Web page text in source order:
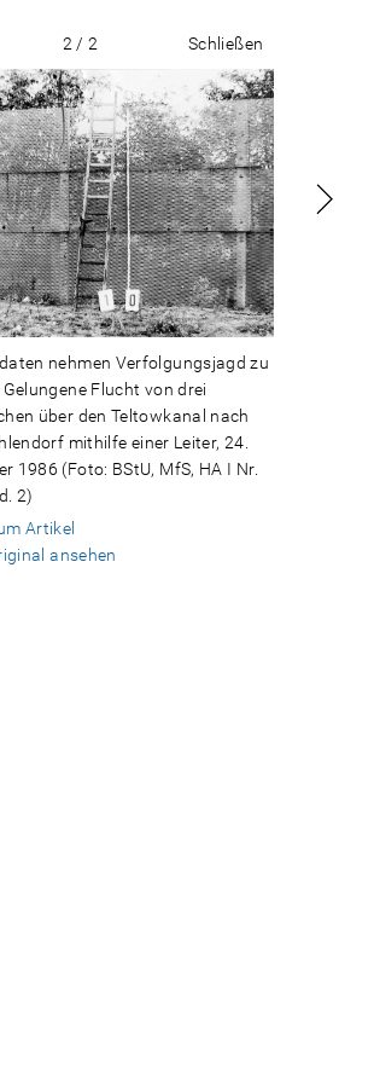
2 / 2 Schließen
nehmen Verfolgungsjagd zu
Flucht von drei
über den Teltowkanal nach
mithilfe einer Leiter, 24.
1986 (Foto: BStU, MfS, HA I Nr.
2)
Artikel
ansehen